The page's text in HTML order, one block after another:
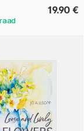
19.90 €